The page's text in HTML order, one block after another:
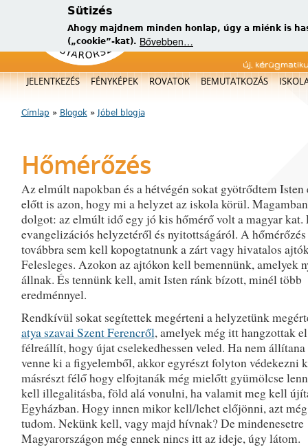
Sütizés
Ahogy majdnem minden honlap, úgy a miénk is
(„cookie”-kat). Bővebben…
új,
Főmenü
JELENTKEZÉS FÉNYKÉPEK ROVATOK BEMUTATKOZÁS
Jelenlegi hely
Címlap » Blogok» Jóbel blogja
Hőmérőzés
Az elmúlt napokban és a hétvégén sokat gyötrődtem Isten
előtt is azon, hogy mi a helyzet az iskola körül.
dolgot: az elmúlt idő egy jó kis hőmérő volt a magyar kat.
evangelizációs helyzetéről és nyitottságáról. A hőmérőzés
továbbra sem kell kopogtatnunk a zárt vagy hivatalos
Felesleges. Azokon az ajtókon kell bemennünk, amelyek
állnak. És tennünk kell, amit Isten ránk bízott, minél több
eredménnyel.
Rendkívül sokat segítettek megérteni a helyzetünk
atya szavai Szent Ferencről, amelyek még itt hangzottak
félreállít, hogy újat cselekedhessen veled. Ha nem
venne ki a figyelemből, akkor egyrészt folyton védekezni
másrészt félő hogy elfojtanák még mielőtt gyümölcse
kell illegalitásba, föld alá vonulni, ha valamit meg kell
Egyházban. Hogy innen mikor kell/lehet előjönni, azt
tudom. Nekünk kell, vagy majd hívnak? De mindenesetre
Magyarországon még ennek nincs itt az ideje, úgy látom.